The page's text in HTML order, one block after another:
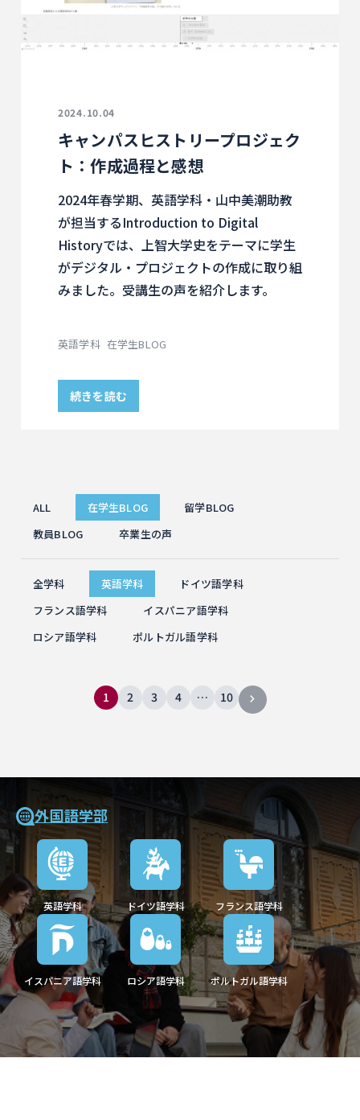
2024.10.04
キャンパスヒストリープロジェク
ト：作成過程と感想
2024年春学期、英語学科・山中美潮助教
が担当するIntroduction to Digital
Historyでは、上智大学史をテーマに学生
がデジタル・プロジェクトの作成に取り組
みました。受講生の声を紹介します。
英語学科 在学生BLOG
続きを読む
ALL 在学生BLOG
留学BLOG
教員BLOG
卒業生の声
全学科 英語学科
ドイツ語学科
フランス語学科
イスパニア語学科
ロシア語学科
ポルトガル語学科
1 2 3 4 … 10
外国語学部
英語学科 ドイツ語学科 フランス語学科
イスパニア語学科 ロシア語学科 ポルトガル語学科